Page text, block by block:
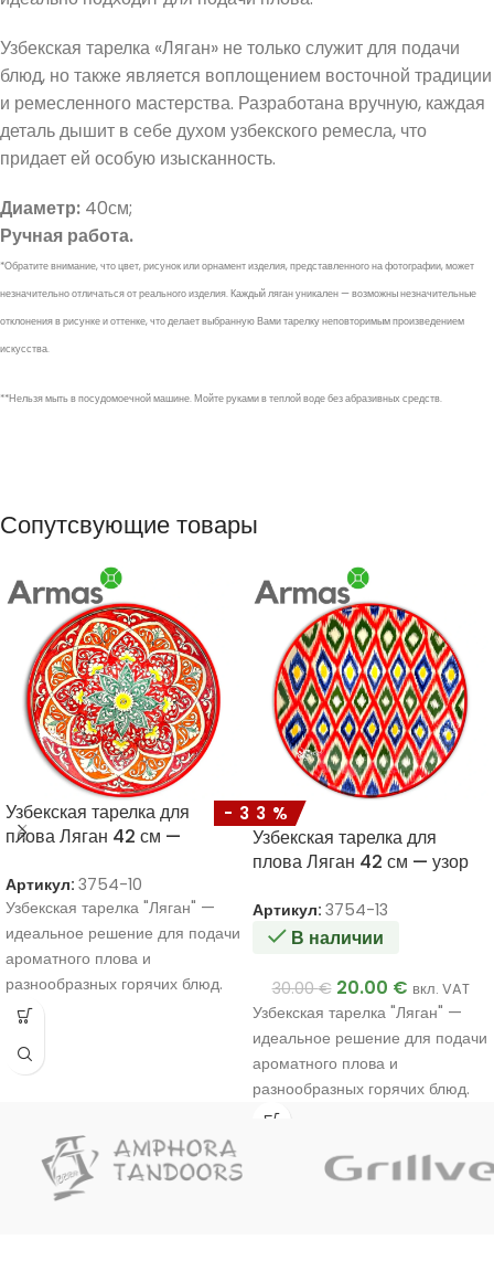
Узбекская тарелка «Ляган» не только служит для подачи
блюд, но также является воплощением восточной традиции
и ремесленного мастерства. Разработана вручную, каждая
деталь дышит в себе духом узбекского ремесла, что
придает ей особую изысканность.
Диаметр: 40см;
Ручная работа.
*Обратите внимание, что цвет, рисунок или орнамент изделия, представленного на фотографии, может
незначительно отличаться от реального изделия. Каждый ляган уникален — возможны незначительные
отклонения в рисунке и оттенке, что делает выбранную Вами тарелку неповторимым произведением
искусства.
**Нельзя мыть в посудомоечной машине. Мойте руками в теплой воде без абразивных средств.
Сопутсвующие товары
Узбекская тарелка для
плова Ляган 42 см —
подсолнухов
Артикул: 3754-10
Узбекская тарелка "Ляган" —
идеальное решение для подачи
ароматного плова и
разнообразных горячих блюд.
-33%
Узбекская тарелка для
плова Ляган 42 см — узор
Артикул: 3754-13
В наличии
30.00€ 20.00 € вкл. VAT
Узбекская тарелка "Ляган" —
идеальное решение для подачи
ароматного плова и
разнообразных горячих блюд.